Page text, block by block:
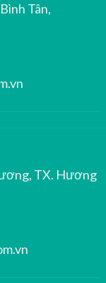
Tân,
TX. Hương